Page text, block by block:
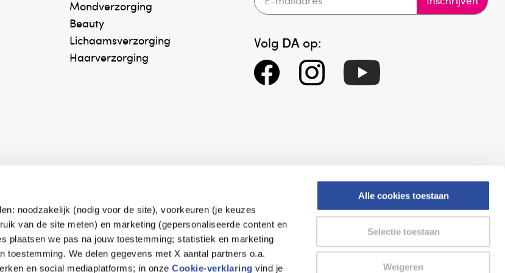
noodzakelijk (nodig voor de site), voorkeuren (je keuzes
van de site meten) en marketing (gepersonaliseerde content en
plaatsen we pas na jouw toestemming; statistiek en marketing
toestemming. We delen gegevens met X aantal partners o.a.
en social mediaplatforms; in onzeCookie-verklaring vind je
Alle cookies toestaan
Selectie toestaan
Weigeren
in de keuken. Je kunt het druppelsgewijs
houden zuivere etherische oliën hun
bloem of plant.Naast het gebruik in de
of bij verdamping.
Mondverzorging
Beauty
Lichaamsverzorging
Haarverzorging
Volg DA op:
Online
⁠ook
Winkelen met zekerheid
⁠Deze webshop is aangesloten
⁠bij Thuiswinkelwaarborg.
Altijd onze folder bij de hand
Check onze folders ⁠bij
AlleFolders.